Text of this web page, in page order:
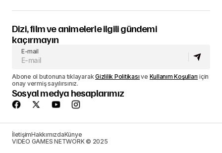
Dizi, film ve animelerle ilgili gündemi
kaçırmayın
E-mail
Abone ol butonuna tıklayarakGizlilik Politikası ve Kullanım Koşulları için
onay vermiş sayılırsınız.
Sosyal medya hesaplarımız
İletişimHakkımızdaKünye
VIDEO GAMES NETWORK © 2025